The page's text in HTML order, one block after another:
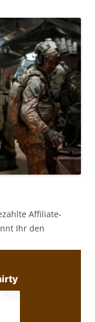
Affiliate-
Ihr den